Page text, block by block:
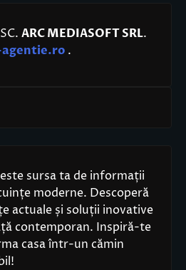
ARC MEDIASOFT SRL.
.
este sursa ta de informații
moderne. Descoperă
actuale și soluții inovative
contemporan. Inspiră-te
casa într-un cămin